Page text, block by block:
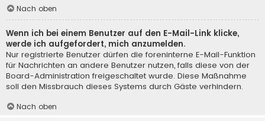
Nach oben
Wenn ich bei einem Benutzer auf den E-Mail-Link klicke,
werde ich aufgefordert, mich anzumelden.
Nur registrierte Benutzer dürfen die foreninterne E-Mail-Funktion
für Nachrichten an andere Benutzer nutzen, falls diese von der
Board-Administration freigeschaltet wurde. Diese Maßnahme
soll den Missbrauch dieses Systems durch Gäste verhindern.
Nach oben